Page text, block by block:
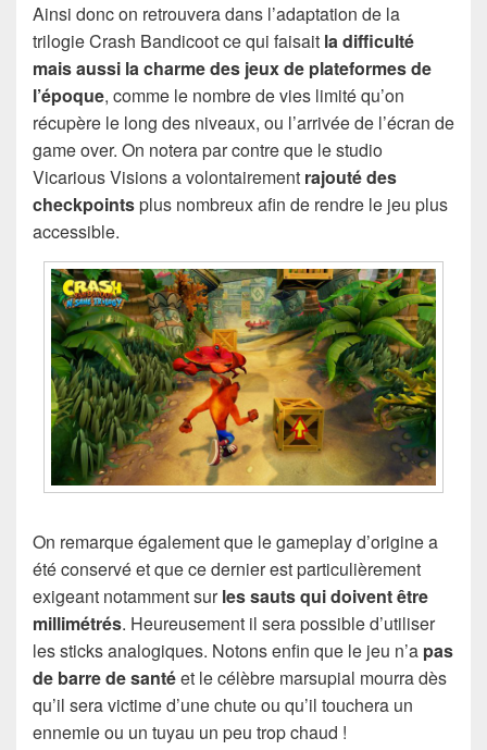
Ainsi donc on retrouvera dans l’adaptation de la
trilogie Crash Bandicoot ce qui faisait la difficulté
mais aussi la charme des jeux de plateformes de
l’époque, comme le nombre de vies limité qu’on
récupère le long des niveaux, ou l’arrivée de l’écran de
game over. On notera par contre que le studio
Vicarious Visions a volontairement rajouté des
checkpointsplus nombreux afin de rendre le jeu plus
accessible.
On remarque également que le gameplay d’origine a
été conservé et que ce dernier est particulièrement
exigeant notamment surles sauts qui doivent être
millimétrés. Heureusement il sera possible d’utiliser
les sticks analogiques. Notons enfin que le jeu n’a pas
de barre de santéet le célèbre marsupial mourra dès
qu’il sera victime d’une chute ou qu’il touchera un
ennemie ou un tuyau un peu trop chaud !